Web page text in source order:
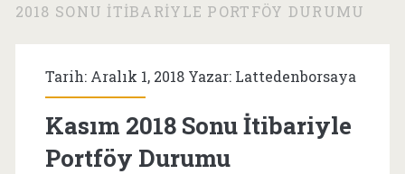
2018 SONU İTIBARIYLE PORTFÖY DURUMU
Tarih: Aralık 1, 2018 Yazar: Lattedenborsaya
Kasım 2018 Sonu İtibariyle
Portföy Durumu